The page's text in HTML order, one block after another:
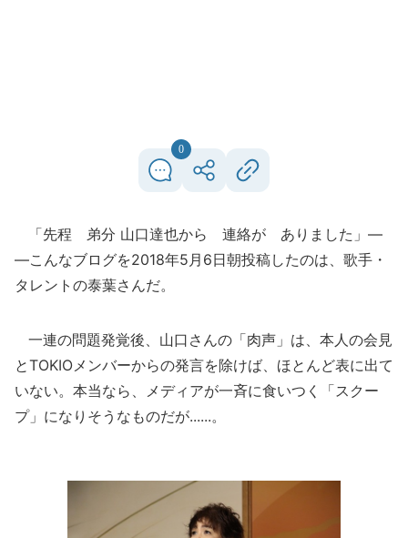
0
「先程 弟分 山口達也から 連絡が ありました」―
―こんなブログを2018年5月6日朝投稿したのは、歌手・
タレントの泰葉さんだ。
一連の問題発覚後、山口さんの「肉声」は、本人の会見
とTOKIOメンバーからの発言を除けば、ほとんど表に出て
いない。本当なら、メディアが一斉に食いつく「スクー
プ」になりそうなものだが......。